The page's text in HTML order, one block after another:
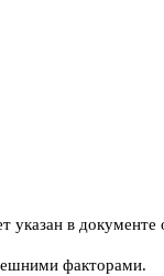
указан в
факторами.